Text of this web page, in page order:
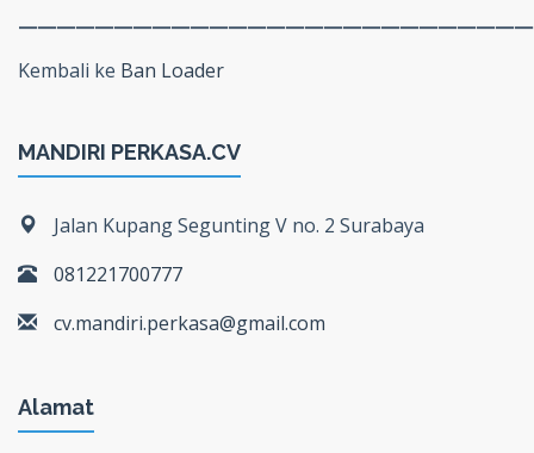
Kembali ke Ban Loader
MANDIRI PERKASA.CV
Jalan Kupang Segunting V no. 2 Surabaya
081221700777
cv.mandiri.perkasa@gmail.com
Alamat